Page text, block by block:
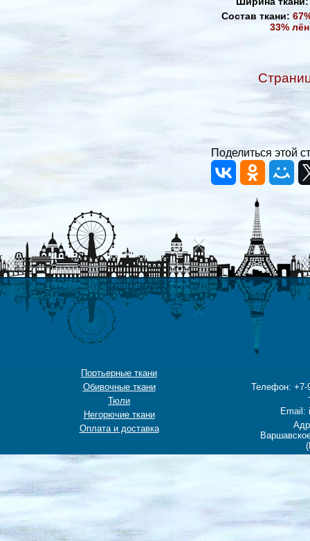
Состав ткани:
33% лён
Поделиться этой
Портьерные ткани
Обивочные ткани
Тюли
Негорючие ткани
Оплата и доставка
Телефон: +7-
Email: